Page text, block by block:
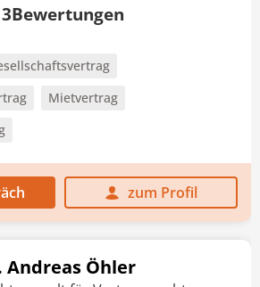
3Bewertungen
Mietvertrag
zum Profil
Andreas Öhler